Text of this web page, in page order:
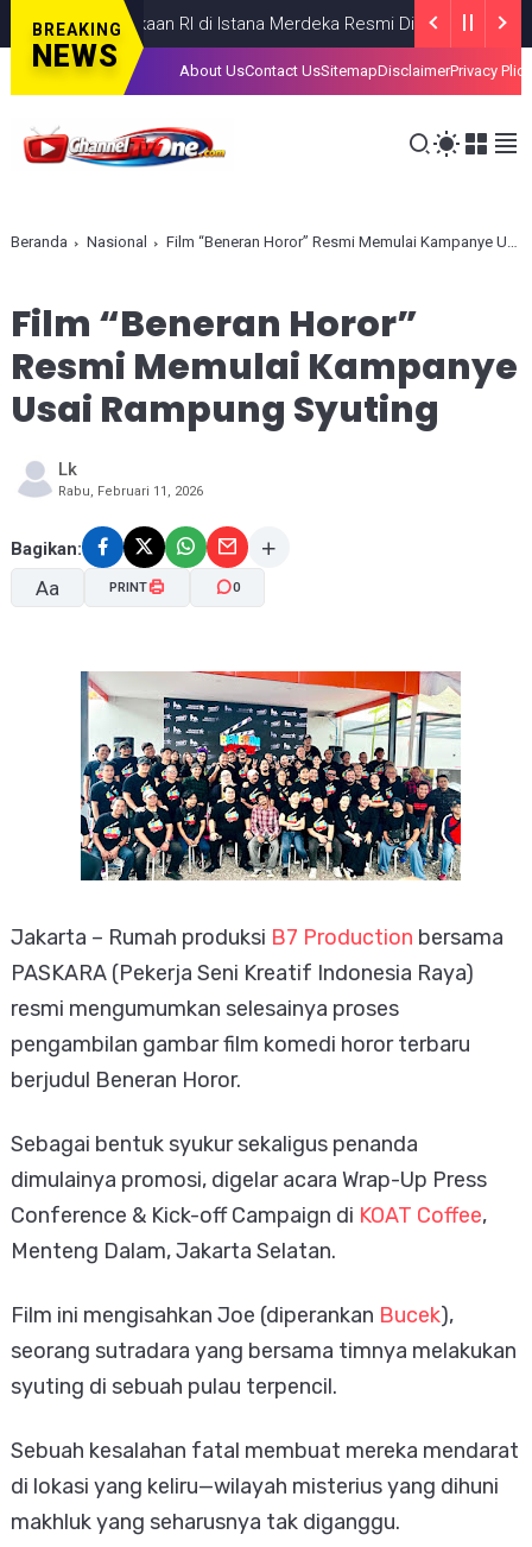
BREAKING
NEWS
RI di Istana Merdeka Resmi Dibuka Hari Ini 5 Agustus
About UsContact UsSitemapDisclaimerPrivacy Plice
Beranda Nasional Film “Beneran Horor” Resmi Memulai Kampanye Usai Rampung Syuting
Film “Beneran Horor”
Resmi Memulai Kampanye
Usai Rampung Syuting
Lk
Rabu, Februari 11, 2026
Bagikan:
Aa
A+
PRINT 0
Jakarta – Rumah produksi B7 Production bersama
PASKARA (Pekerja Seni Kreatif Indonesia Raya)
resmi mengumumkan selesainya proses
pengambilan gambar film komedi horor terbaru
berjudul Beneran Horor.
Sebagai bentuk syukur sekaligus penanda
dimulainya promosi, digelar acara Wrap-Up Press
Conference & Kick-off Campaign di KOAT Coffee,
Menteng Dalam, Jakarta Selatan.
Film ini mengisahkan Joe (diperankan Bucek),
seorang sutradara yang bersama timnya melakukan
syuting di sebuah pulau terpencil.
Sebuah kesalahan fatal membuat mereka mendarat
di lokasi yang keliru—wilayah misterius yang dihuni
makhluk yang seharusnya tak diganggu.